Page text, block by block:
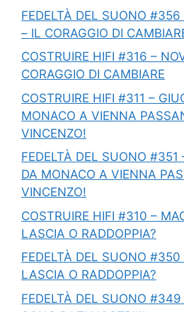
FEDELTÀ DEL SUONO
– IL CORAGGIO DI
COSTRUIRE HIFI #316 –
CORAGGIO DI CAMBIARE
COSTRUIRE HIFI #311 –
MONACO A VIENNA
VINCENZO!
FEDELTÀ DEL SUONO
DA MONACO A VIENNA
VINCENZO!
COSTRUIRE HIFI #310 –
LASCIA O RADDOPPIA?
FEDELTÀ DEL SUONO
LASCIA O RADDOPPIA?
FEDELTÀ DEL SUONO